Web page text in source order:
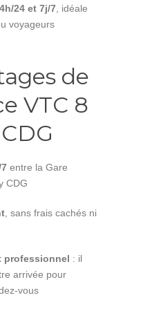
24 et 7j/7 , idéale
voyageurs
de
VTC 8
entre la Gare
CDG
, sans frais cachés ni
professionnel : il
arrivée pour
vous